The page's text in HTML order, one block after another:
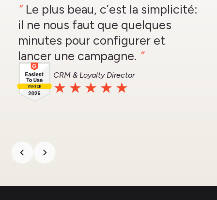
”Le plus beau, c’est la simplicité:
il ne nous faut que quelques
minutes pour configurer et
lancer une campagne. ”
CRM & Loyalty Director